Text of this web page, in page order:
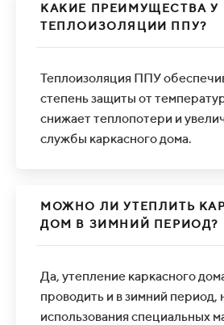
КАКИЕ ПРЕИМУЩЕСТВА У
ТЕПЛОИЗОЛЯЦИИ ППУ?
Теплоизоляция ППУ
степень защиты от
снижает теплопотери и
службы каркасного дома.
МОЖНО ЛИ УТЕПЛИТЬ
ДОМ В ЗИМНИЙ ПЕРИОД?
Да, утепление каркасного
проводить и в зимний период,
использования специальных